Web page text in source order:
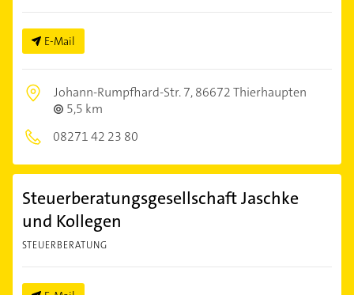
E-Mail
Johann-Rumpfhard-Str. 7,86672 Thierhaupten
5,5 km
08271 42 23 80
Steuerberatungsgesellschaft Jaschke
und Kollegen
STEUERBERATUNG